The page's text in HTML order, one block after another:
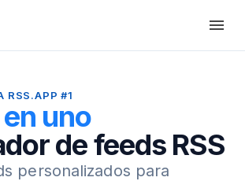
RSS.APP #1
uno
de feeds RSS
personalizados para